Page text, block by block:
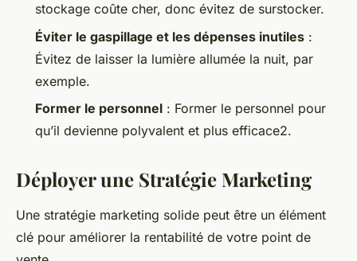
stockage coûte cher, donc évitez de surstocker.
Éviter le gaspillage et les dépenses inutiles :
Évitez de laisser la lumière allumée la nuit, par
exemple.
Former le personnel : Former le personnel pour
qu’il devienne polyvalent et plus efficace2.
Déployer une Stratégie Marketing
Une stratégie marketing solide peut être un élément
clé pour améliorer la rentabilité de votre point de